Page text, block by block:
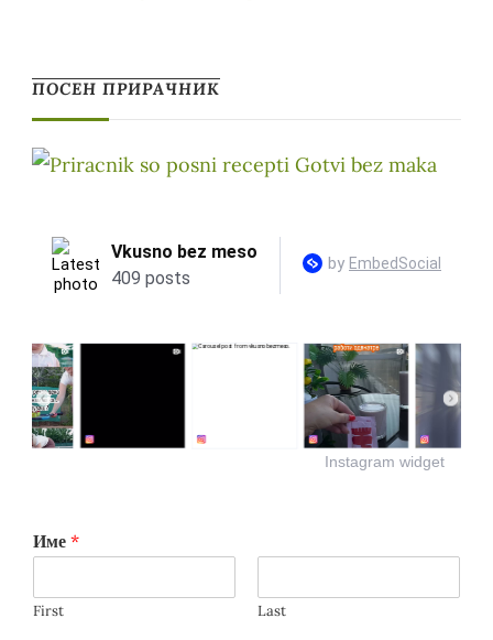
ПОСЕН ПРИРАЧНИК
Instagram widget
Име *
First Last